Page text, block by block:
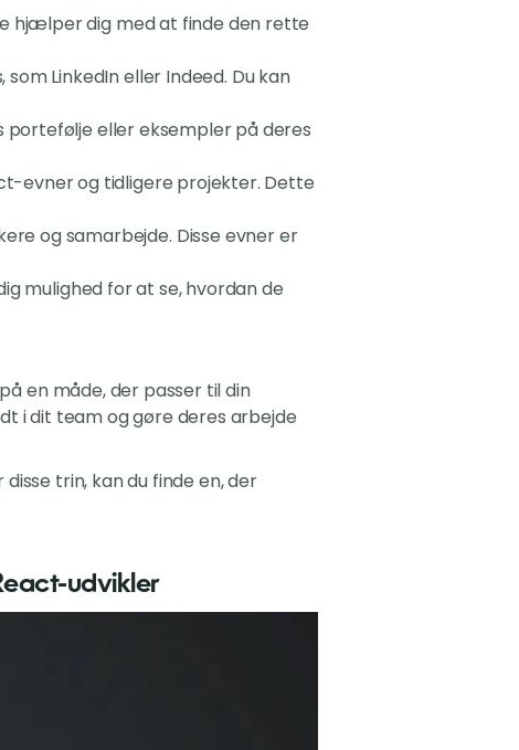
hjælper dig med at finde den rette
LinkedIn eller Indeed. Du kan
portefølje eller eksempler på deres
evner og tidligere projekter. Dette
og samarbejde. Disse evner er
mulighed for at se, hvordan de
en måde, der passer til din
i dit team og gøre deres arbejde
trin, kan du finde en, der
udvikler